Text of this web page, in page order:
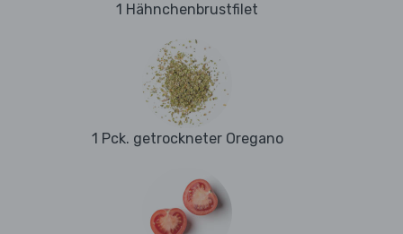
1 Hähnchenbrustfilet
1 Pck. getrockneter Oregano